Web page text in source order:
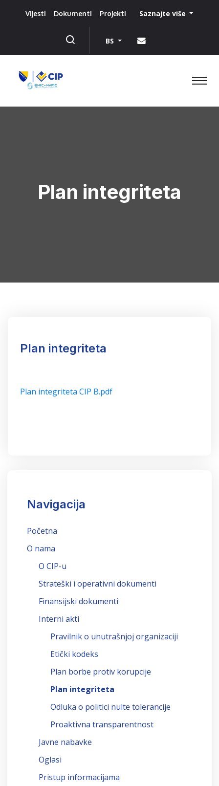
Vijesti Dokumenti Projekti Saznajte više
BS
Plan integriteta
Plan integriteta
Plan integriteta CIP B.pdf
Navigacija
Početna
O nama
O CIP-u
Strateški i operativni dokumenti
Finansijski dokumenti
Interni akti
Pravilnik o unutrašnjoj organizaciji
Etički kodeks
Plan borbe protiv korupcije
Plan integriteta
Odluka o politici nulte tolerancije
Proaktivna transparentnost
Javne nabavke
Oglasi
Pristup informacijama